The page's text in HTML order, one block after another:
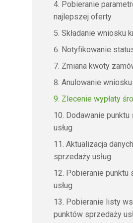
Pobieranie
najlepszej oferty
Składanie wniosku
Notyfikowanie
Zmiana kwoty
Anulowanie wniosku
Zlecenie wypłaty
Dodawanie
usług
Aktualizacja
sprzedaży usług
Pobieranie punktu
usług
Pobieranie listy
punktów sprzedaży